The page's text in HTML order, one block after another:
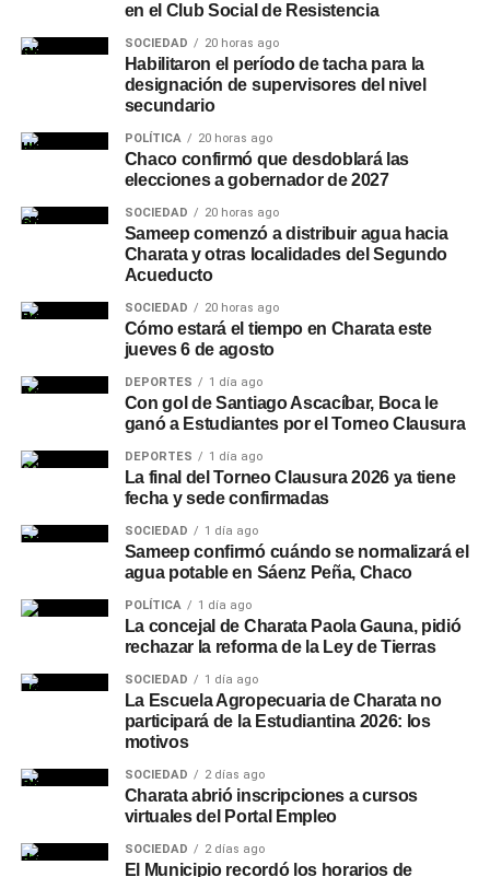
en el Club Social de Resistencia
SOCIEDAD 20 horas ago
Habilitaron el período de tacha para la
designación de supervisores del nivel
secundario
POLÍTICA 20 horas ago
Chaco confirmó que desdoblará las
elecciones a gobernador de 2027
SOCIEDAD 20 horas ago
Sameep comenzó a distribuir agua hacia
Charata y otras localidades del Segundo
Acueducto
SOCIEDAD 20 horas ago
Cómo estará el tiempo en Charata este
jueves 6 de agosto
DEPORTES 1 día ago
Con gol de Santiago Ascacíbar, Boca le
ganó a Estudiantes por el Torneo Clausura
DEPORTES 1 día ago
La final del Torneo Clausura 2026 ya tiene
fecha y sede confirmadas
SOCIEDAD 1 día ago
Sameep confirmó cuándo se normalizará el
agua potable en Sáenz Peña, Chaco
POLÍTICA 1 día ago
La concejal de Charata Paola Gauna, pidió
rechazar la reforma de la Ley de Tierras
SOCIEDAD 1 día ago
La Escuela Agropecuaria de Charata no
participará de la Estudiantina 2026: los
motivos
SOCIEDAD 2 días ago
Charata abrió inscripciones a cursos
virtuales del Portal Empleo
SOCIEDAD 2 días ago
El Municipio recordó los horarios de